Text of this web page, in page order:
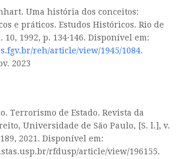
Uma história dos conceitos:
e práticos. Estudos Históricos. Rio de
10, 1992, p. 134·146. Disponível em:
reh/article/view/1945/1084.
2023
Terrorismo de Estado. Revista da
Universidade de São Paulo, [S. l.], v.
2021. Disponível em:
rfdusp/article/view/196155.